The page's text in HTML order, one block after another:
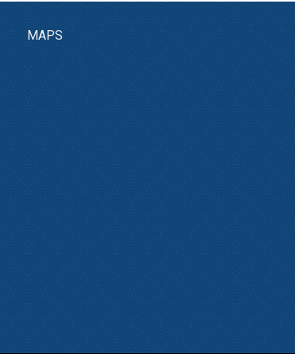
MAPS